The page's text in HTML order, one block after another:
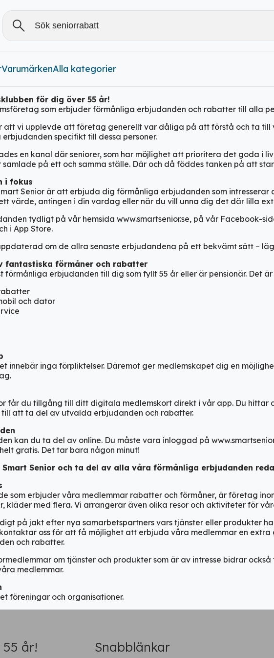
Alla
Rabatter (0)
VarumärkenAlla kategorier
en för dig över 55 år!
som erbjuder förmånliga erbjudanden och rabatter till alla
att vi upplevde att företag generellt var dåliga på att förstå och ta till
specifikt till dessa personer.
en kanal där seniorer, som har möjlighet att prioritera det goda i
på ett och samma ställe. Där och då föddes tanken på att
i fokus
Senior är att erbjuda dig förmånliga erbjudanden som
värde, antingen i din vardag eller när du vill unna dig det där lilla
tydligt på vår hemsida www.smartsenior.se, på vår Facebook-
i App Store.
om de allra senaste erbjudandena på ett bekvämt sätt –
fantastiska förmåner och rabatter
förmånliga erbjudanden till dig som fyllt 55 år eller är pensionär. Det
och dator
innebär inga förpliktelser. Däremot ger medlemskapet dig en
får du tillgång till ditt digitala medlemskort direkt i vår app. Du
att ta del av utvalda erbjudanden och rabatter.
kan du ta del av online. Du måste vara inloggad på
gratis. Det tar bara någon minut!
Senior och ta del av alla våra förmånliga erbjudanden
som erbjuder våra medlemmar rabatter och förmåner, är företag
kläder med flera. Vi arrangerar även olika resor och aktiviteter för
på jakt efter nya samarbetspartners vars tjänster eller produkter
oss för att få möjlighet att erbjuda våra medlemmar en extra
och rabatter.
medlemmar om tjänster och produkter som är av intresse bidrar
medlemmar.
föreningar och organisationer.
år! Snabblänkar
Ladda ner vår app!
ficka